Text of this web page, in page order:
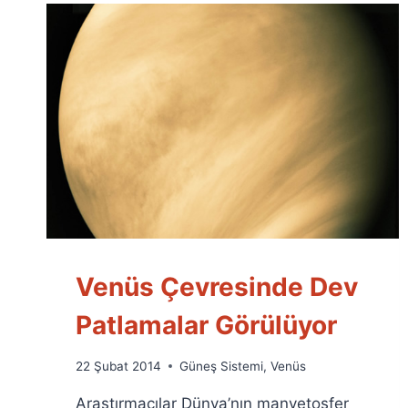
Venüs Çevresinde Dev
Patlamalar Görülüyor
By
Fuat
22 Şubat 2014 Güneş Sistemi, Venüs
Araştırmacılar Dünya’nın manyetosfer